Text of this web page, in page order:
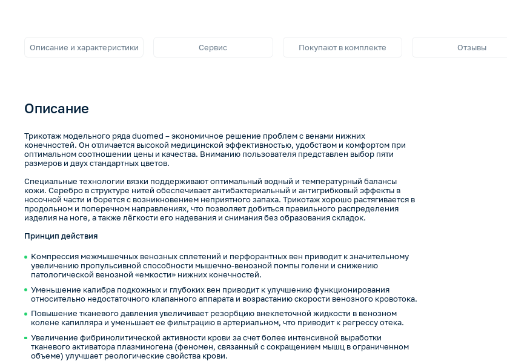
Описание и характеристики Сервис Покупают в комплекте Отзывы
Описание
Трикотаж модельного ряда duomed – экономичное решение проблем с венами нижних
конечностей. Он отличается высокой медицинской эффективностью, удобством и комфортом при
оптимальном соотношении цены и качества. Вниманию пользователя представлен выбор пяти
размеров и двух стандартных цветов.
Специальные технологии вязки поддерживают оптимальный водный и температурный балансы
кожи. Серебро в структуре нитей обеспечивает антибактериальный и антигрибковый эффекты в
носочной части и борется с возникновением неприятного запаха. Трикотаж хорошо растягивается в
продольном и поперечном направлениях, что позволяет добиться правильного распределения
изделия на ноге, а также лёгкости его надевания и снимания без образования складок.
Принцип действия
Компрессия межмышечных венозных сплетений и перфорантных вен приводит к значительному
увеличению пропульсивной способности мышечно-венозной помпы голени и снижению
патологической венозной «емкости» нижних конечностей.
Уменьшение калибра подкожных и глубоких вен приводит к улучшению функционирования
относительно недостаточного клапанного аппарата и возрастанию скорости венозного кровотока.
Повышение тканевого давления увеличивает резорбцию внеклеточной жидкости в венозном
колене капилляра и уменьшает ее фильтрацию в артериальном, что приводит к регрессу отека.
Увеличение фибринолитической активности крови за счет более интенсивной выработки
тканевого активатора плазминогена (феномен, связанный с сокращением мышц в ограниченном
объеме) улучшает реологические свойства крови.